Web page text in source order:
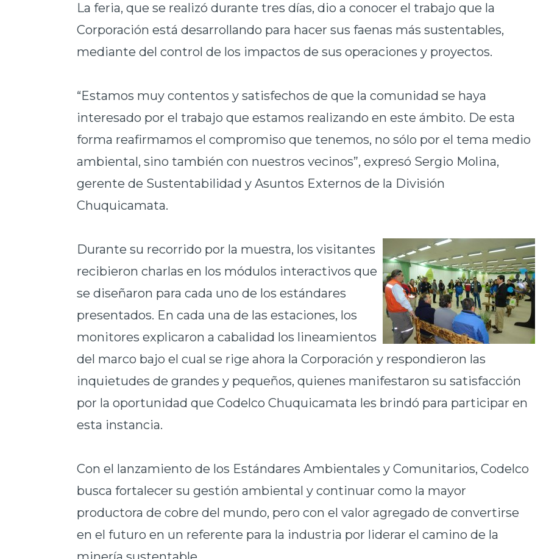
La feria, que se realizó durante tres días, dio a conocer el trabajo que la
Corporación está desarrollando para hacer sus faenas más sustentables,
mediante del control de los impactos de sus operaciones y proyectos.
“Estamos muy contentos y satisfechos de que la comunidad se haya
interesado por el trabajo que estamos realizando en este ámbito. De esta
forma reafirmamos el compromiso que tenemos, no sólo por el tema medio
ambiental, sino también con nuestros vecinos”, expresó Sergio Molina,
gerente de Sustentabilidad y Asuntos Externos de la División
Chuquicamata.
Durante su recorrido por la muestra, los visitantes
recibieron charlas en los módulos interactivos que
se diseñaron para cada uno de los estándares
presentados. En cada una de las estaciones, los
monitores explicaron a cabalidad los lineamientos
del marco bajo el cual se rige ahora la Corporación y respondieron las
inquietudes de grandes y pequeños, quienes manifestaron su satisfacción
por la oportunidad que Codelco Chuquicamata les brindó para participar en
esta instancia.
Con el lanzamiento de los Estándares Ambientales y Comunitarios, Codelco
busca fortalecer su gestión ambiental y continuar como la mayor
productora de cobre del mundo, pero con el valor agregado de convertirse
en el futuro en un referente para la industria por liderar el camino de la